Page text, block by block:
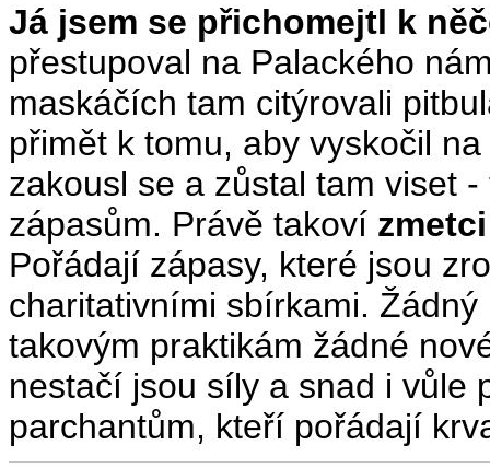
Já jsem se přichomejtl k
přestupoval na Palackého
maskáčích tam citýrovali
přimět k tomu, aby vyskočil
zakousl se a zůstal tam viset
zápasům. Právě takoví zmetci
Pořádají zápasy, které jsou
charitativními sbírkami.
takovým praktikám žádné
nestačí jsou síly a snad i vůle
parchantům, kteří pořádají